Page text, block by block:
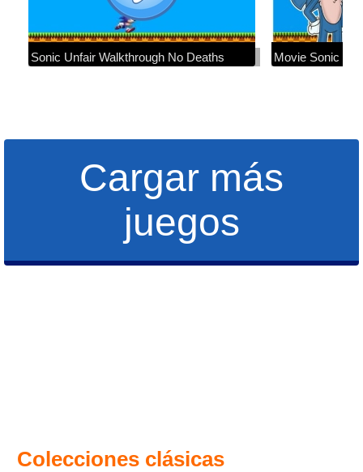
Sonic Unfair Walkthrough No Deaths Movie Sonic
Cargar más
juegos
Colecciones clásicas